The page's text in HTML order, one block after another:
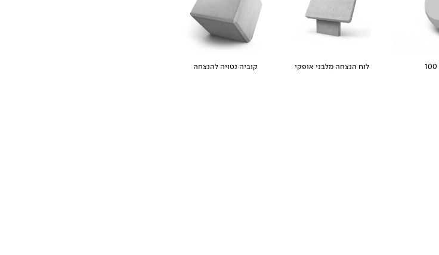
לוח הנצחה מלבני אופקי קוביה נטויה להנצחה